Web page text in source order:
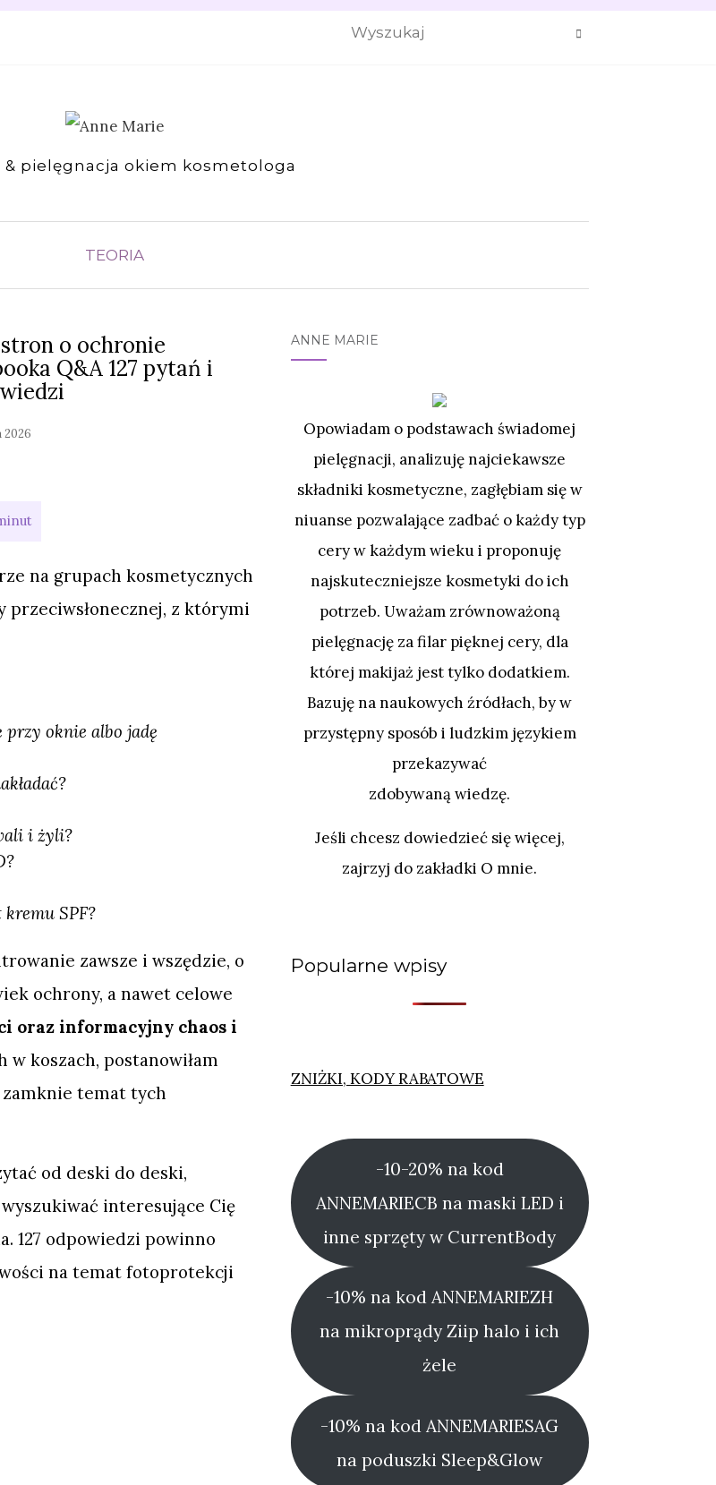
& pielęgnacja okiem kosmetologa
TEORIA
stron o ochronie
Q&A 127 pytań i
2026
na grupach kosmetycznych
przeciwsłonecznej, z którymi
przy oknie albo jadę
i żyli?
SPF?
zawsze i wszędzie, o
ochrony, a nawet celowe
oraz informacyjny chaos i
w koszach, postanowiłam
temat tych
od deski do deski,
interesujące Cię
127 odpowiedzi powinno
na temat fotoprotekcji
ANNE MARIE
Opowiadam o podstawach świadomej
pielęgnacji, analizuję najciekawsze
składniki kosmetyczne, zagłębiam się w
niuanse pozwalające zadbać o każdy typ
cery w każdym wieku i proponuję
najskuteczniejsze kosmetyki do ich
potrzeb. Uważam zrównoważoną
pielęgnację za filar pięknej cery, dla
której makijaż jest tylko dodatkiem.
Bazuję na naukowych źródłach, by w
przystępny sposób i ludzkim językiem
przekazywać
zdobywaną wiedzę.
Jeśli chcesz dowiedzieć się więcej,
zajrzyj do zakładki O mnie.
Popularne wpisy
ZNIŻKI, KODY RABATOWE
-10-20% na kod
ANNEMARIECB na maski LED i
inne sprzęty w CurrentBody
-10% na kod ANNEMARIEZH
na mikroprądy Ziip halo i ich
żele
-10% na kod ANNEMARIESAG
na poduszki Sleep&Glow